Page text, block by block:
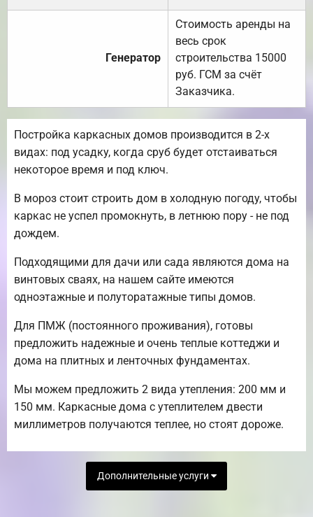
Генератор
Стоимость аренды на
весь срок
строительства 15000
руб. ГСМ за счёт
Заказчика.
Постройка каркасных домов производится в 2-х
видах: под усадку, когда сруб будет отстаиваться
некоторое время и под ключ.
В мороз стоит строить дом в холодную погоду, чтобы
каркас не успел промокнуть, в летнюю пору - не под
дождем.
Подходящими для дачи или сада являются дома на
винтовых сваях, на нашем сайте имеются
одноэтажные и полуторатажные типы домов.
Для ПМЖ (постоянного проживания), готовы
предложить надежные и очень теплые коттеджи и
дома на плитных и ленточных фундаментах.
Мы можем предложить 2 вида утепления: 200 мм и
150 мм. Каркасные дома с утеплителем двести
миллиметров получаются теплее, но стоят дороже.
Дополнительные услуги